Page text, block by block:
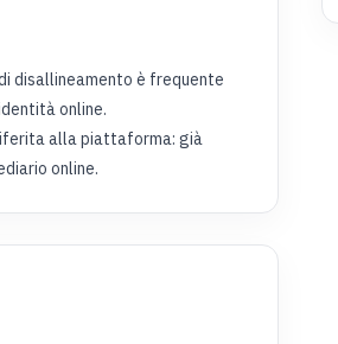
disallineamento è frequente
online.
alla piattaforma: già
online.